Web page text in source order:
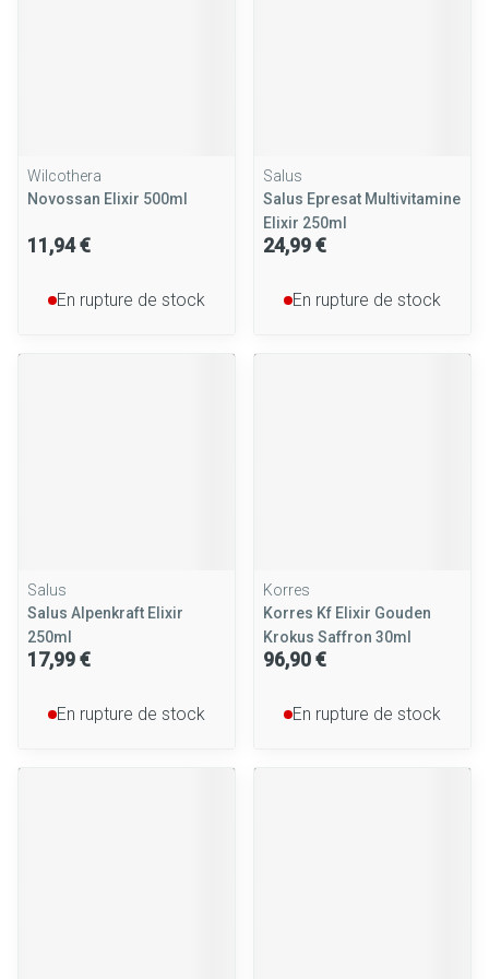
Wilcothera
Novossan Elixir 500ml
11,94 €
En rupture de stock
Salus
Salus Epresat Multivitamine
Elixir 250ml
24,99 €
En rupture de stock
Salus
Salus Alpenkraft Elixir
250ml
17,99 €
En rupture de stock
Korres
Korres Kf Elixir Gouden
Krokus Saffron 30ml
96,90 €
En rupture de stock